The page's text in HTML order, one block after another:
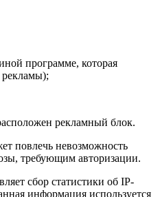
программе, которая
рекламы);
рекламный блок.
повлечь невозможность
требующим авторизации.
сбор статистики об IP-
информация используется